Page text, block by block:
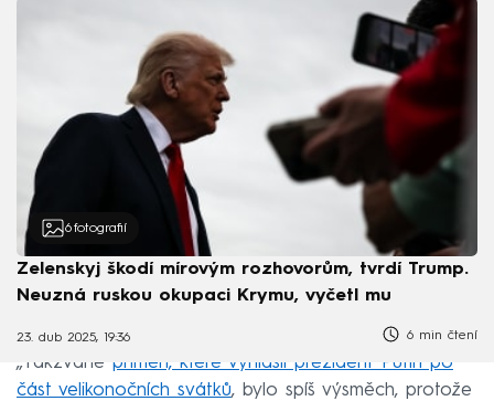
6 fotografií
Zelenskyj škodí mírovým rozhovorům, tvrdí Trump.
Neuzná ruskou okupaci Krymu, vyčetl mu
23. dub 2025, 19:36 6 min čtení
„Takzvané příměří, které vyhlásil prezident Putin po
část velikonočních svátků, bylo spíš výsměch, protože